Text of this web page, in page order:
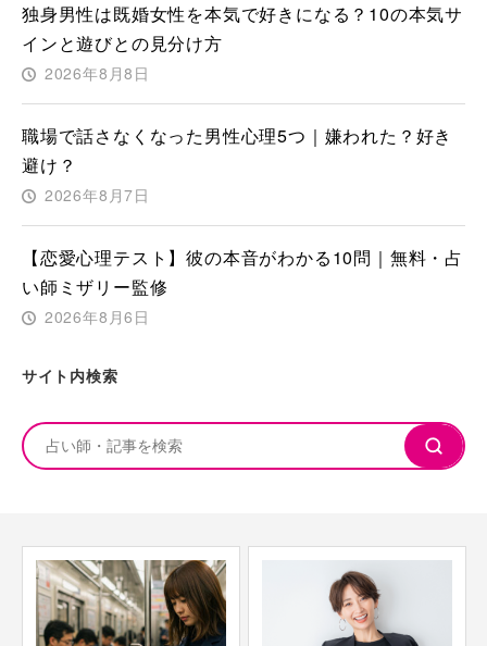
独身男性は既婚女性を本気で好きになる？10の本気サ
インと遊びとの見分け方
2026年8月8日
職場で話さなくなった男性心理5つ｜嫌われた？好き
避け？
2026年8月7日
【恋愛心理テスト】彼の本音がわかる10問｜無料・占
い師ミザリー監修
2026年8月6日
サイト内検索